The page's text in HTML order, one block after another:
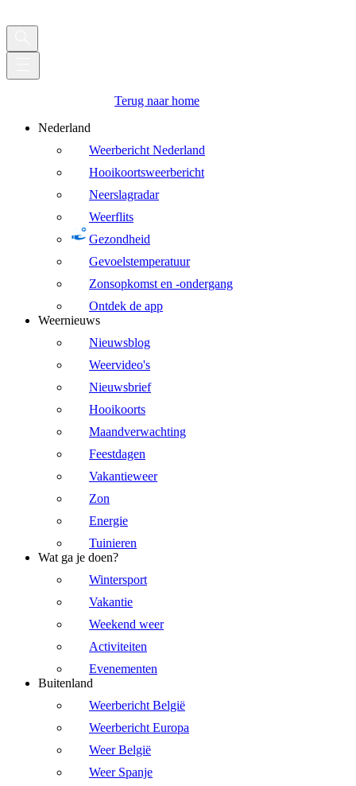
Terug naar home
Nederland
Weerbericht Nederland
Hooikoortsweerbericht
Neerslagradar
Weerflits
Gezondheid
Gevoelstemperatuur
Zonsopkomst en -ondergang
Ontdek de app
Weernieuws
Nieuwsblog
Weervideo's
Nieuwsbrief
Hooikoorts
Maandverwachting
Feestdagen
Vakantieweer
Zon
Energie
Tuinieren
Wat ga je doen?
Wintersport
Vakantie
Weekend weer
Activiteiten
Evenementen
Buitenland
Weerbericht België
Weerbericht Europa
Weer België
Weer Spanje